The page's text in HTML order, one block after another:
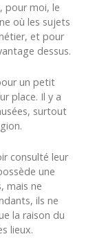
pour moi, le
où les sujets
et pour
dessus.
un petit
place. Il y a
surtout
consulté leur
une
mais ne
ils ne
la raison du
lieux.